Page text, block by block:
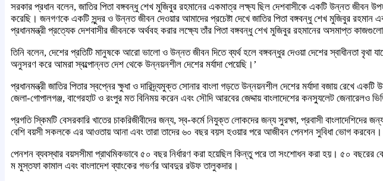
সরকার প্রধান বলেন, জাতির পিতা বঙ্গবন্ধু শেখ মুজিবুর রহমানের একমাত্র লক্ষ্য ছিল দেশবাসীকে একটি উন্নত জীবন
করেছি। জনগণকে একটি সুন্দর ও উন্নত জীবন দেওয়ার আমাদের প্রচেষ্টা দেখে জাতির পিতা বঙ্গবন্ধু শেখ মুজিবুর রহমান
প্রধানমন্ত্রী প্রত্যেক দেশবাসীর জীবনকে অর্থবহ করার লক্ষ্যে তাঁর পিতা বঙ্গবন্ধু শেখ মুজিবুর রহমানের অসমাপ্ত
তিনি বলেন, দেশের প্রতিটি মানুষকে আরো ভালো ও উন্নত জীবন দিতে ব্যর্থ হলে বঙ্গবন্ধুর দেওয়া দেশের স্বাধীনতা বৃথা
অনুসরণ করে আমরা স্বল্পোন্নত দেশ থেকে উন্নয়নশীল দেশের মর্যাদা পেয়েছি।’
প্রধানমন্ত্রী জাতির পিতার স্বপ্নের ক্ষুধা ও দারিদ্র্যমুক্ত সোনার বাংলা গড়তে উন্নয়নশীল দেশের মর্যাদা বজায় রেখে
জেলা-গোপালগঞ্জ, বাগেরহাট ও রংপুর মত বিনিময় করেন এবং সৌদি আরবের জেদ্দায় বাংলাদেশের কনস্যুলেট জেনারেলও
প্রগতি স্কিমটি বেসরকারি খাতের চাকরিজীবীদের জন্য, স্ব-কর্মে নিযুক্ত লোকদের জন্য সুরক্ষা, প্রবাসী
বেশি বয়সী সকলকে এর আওতায় আনা এবং তারা তাদের ৬০ বছর বয়স হওয়ার পরে আজীবন পেনশন সুবিধা ভোগ করবেন।
পেনশন ব্যবস্থার বয়সসীমা প্রাথমিকভাবে ৫০ বছর নির্ধারণ করা হয়েছিল কিন্তু পরে তা সংশোধন করা হয়। ৫০ বছরের
ম মুস্তফা কামাল এবং বাংলাদেশ ব্যাংকের গভর্ণর আবদুর রউফ তালুকদার।